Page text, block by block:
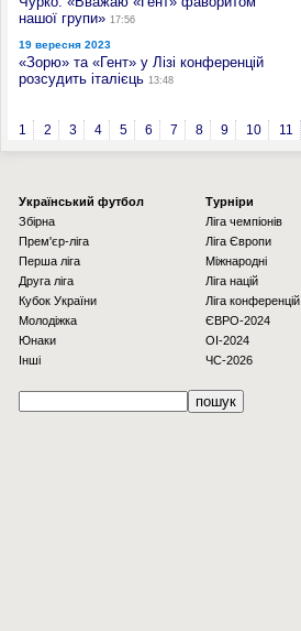
нашої групи» 17:56
19 вересня 2023
«Зорю» та «Гент» у Лізі конференцій
розсудить італієць 13:48
1 2 3 4 5 6 7 8 9 10 11
Українcький футбол
Збірна
Прем'єр-ліга
Перша ліга
Друга ліга
Кубок України
Молодіжка
Юнаки
Інші
Турніри
Ліга чемпіонів
Ліга Європи
Міжнародні
Ліга націй
Ліга конференцій
ЄВРО-2024
OI-2024
ЧС-2026